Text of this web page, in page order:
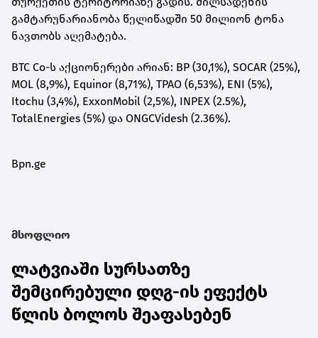
გამტარუნარიანობა წელიწადში 50 მილიონ ტონა
ნავთობს აღემატება.
BTC Co-ს აქციონერები არიან: BP (30,1%), SOCAR (25%),
MOL (8,9%), Equinor (8,71%), TPAO (6,53%), ENI (5%),
Itochu (3,4%), ExxonMobil (2,5%), INPEX (2.5%),
TotalEnergies (5%) და ONGCVidesh (2.36%).
Bpn.ge
მსოფლიო
ლატვიაში სურსათზე
შემცირებული დღგ-ის ეფექტს
წლის ბოლოს შეაფასებენ